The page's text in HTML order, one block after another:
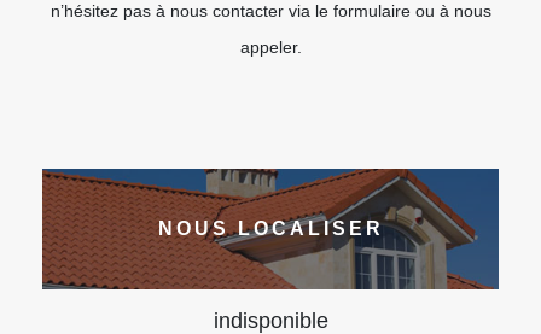
n’hésitez pas à nous contacter via le formulaire ou à nous
appeler.
NOUS LOCALISER
indisponible